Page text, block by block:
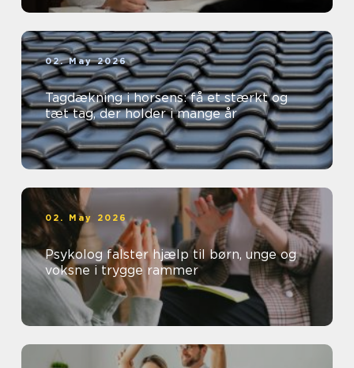
02. May 2026
Tagdækning i horsens: få et stærkt og
tæt tag, der holder i mange år
02. May 2026
Psykolog falster hjælp til børn, unge og
voksne i trygge rammer